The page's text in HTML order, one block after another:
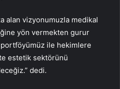
alan vizyonumuzla medikal
yön vermekten gurur
ile hekimlere
estetik sektörünü
dedi.